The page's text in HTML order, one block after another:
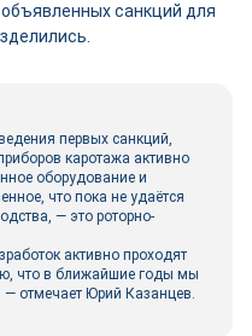
санкций для
первых санкций,
каротажа активно
оборудование и
что пока не удаётся
— это роторно-
активно проходят
что в ближайшие годы мы
— отмечает Юрий Казанцев.